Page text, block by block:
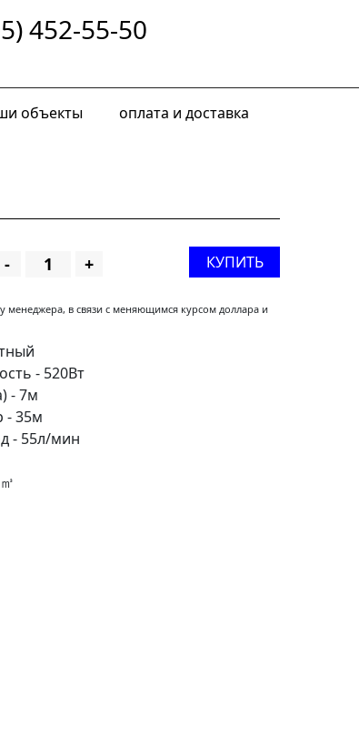
452-55-50
объекты оплата и доставка
- + КУПИТЬ
менеджера, в связи с меняющимся курсом доллара и
- 520Вт
-7м
-35м
- 55л/мин
㎥